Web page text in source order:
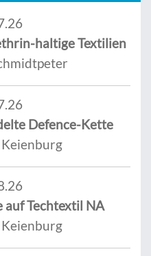
haltige Textilien
Defence-Kette
auf Techtextil NA